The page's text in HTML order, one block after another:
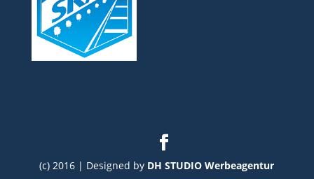
(c) 2016 | Designed by DH STUDIO Werbeagentur